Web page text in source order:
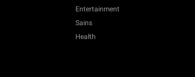
Entertainment
Sains
Health